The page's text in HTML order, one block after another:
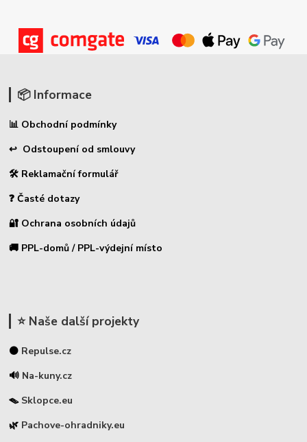
📦 Informace
📊 Obchodní podmínky
↩ Odstoupení od smlouvy
🛠 Reklamační formulář
❓ Časté dotazy
🔐 Ochrana osobních údajů
🚚 PPL-domů / PPL-výdejní místo
⭐ Naše další projekty
⚫ Repulse.cz
🔊 Na-kuny.cz
🪤 Sklopce.eu
🌿 Pachove-ohradniky.eu